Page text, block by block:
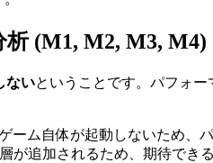
(M1, M2, M3, M4)
ないということです。パフォ
ーム自体が起動しないため、
が追加されるため、期待でき